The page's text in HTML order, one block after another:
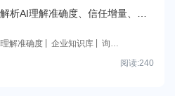
析AI理解准确度、信任增量、询
解准确度 企业知识库
询盘
阅读:240